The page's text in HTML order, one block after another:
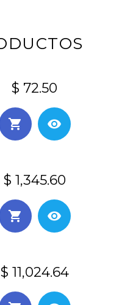
$ 72.50
$ 1,345.60
$ 11,024.64